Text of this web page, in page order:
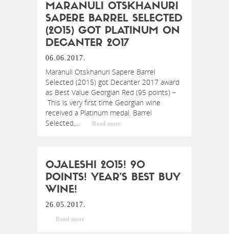
MARANULI OTSKHANURI
SAPERE BARREL SELECTED
(2015) GOT PLATINUM ON
DECANTER 2017
06.06.2017.
Maranuli Otskhanuri Sapere Barrel
Selected (2015) got Decanter 2017 award
as Best Value Georgian Red (95 points) –
This is very first time Georgian wine
received a Platinum medal. Barrel
Selected,...
Read more
OJALESHI 2015! 90
POINTS! YEAR’S BEST BUY
WINE!
26.05.2017.
Read more